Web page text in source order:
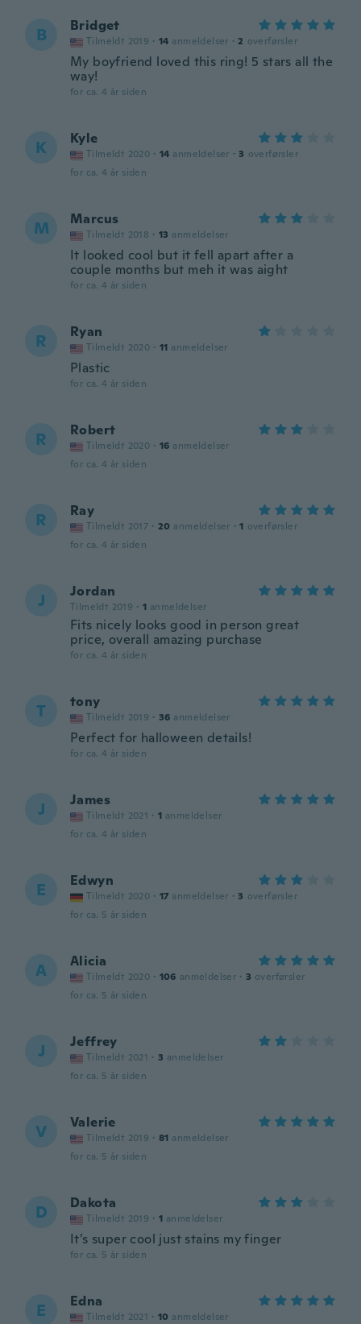
B Bridget
Tilmeldt 2019 · 14 anmeldelser · 2 overførsler
My boyfriend loved this ring! 5 stars all the
way!
for ca. 4 år siden
K Kyle
Tilmeldt 2020 · 14 anmeldelser · 3 overførsler
for ca. 4 år siden
M Marcus
Tilmeldt 2018 · 13 anmeldelser
It looked cool but it fell apart after a
couple months but meh it was aight
for ca. 4 år siden
R Ryan
Tilmeldt 2020 · 11 anmeldelser
Plastic
for ca. 4 år siden
R Robert
Tilmeldt 2020 · 16 anmeldelser
for ca. 4 år siden
R Ray
Tilmeldt 2017 · 20 anmeldelser · 1 overførsler
for ca. 4 år siden
J Jordan
Tilmeldt 2019 · 1 anmeldelser
Fits nicely looks good in person great
price, overall amazing purchase
for ca. 4 år siden
T tony
Tilmeldt 2019 · 36 anmeldelser
Perfect for halloween details!
for ca. 4 år siden
J James
Tilmeldt 2021 · 1 anmeldelser
for ca. 4 år siden
E Edwyn
Tilmeldt 2020 · 17 anmeldelser · 3 overførsler
for ca. 5 år siden
A Alicia
Tilmeldt 2020 · 106 anmeldelser · 3 overførsler
for ca. 5 år siden
J Jeffrey
Tilmeldt 2021 · 3 anmeldelser
for ca. 5 år siden
V Valerie
Tilmeldt 2019 · 81 anmeldelser
for ca. 5 år siden
D Dakota
Tilmeldt 2019 · 1 anmeldelser
It’s super cool just stains my finger
for ca. 5 år siden
E Edna
Tilmeldt 2021 · 10 anmeldelser